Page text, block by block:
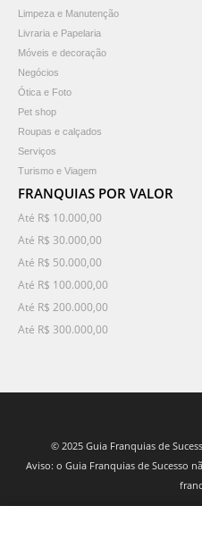
Limpeza e Manutenção
Livraria e Papelaria
Móveis e decoração
Negócios
Ótica e Foto
Pet shop
Roupas e calçados
Serviços
Turismo e Viagem
FRANQUIAS POR VALOR
Até R$ 10.000,00
Até R$ 30.000,00
Até R$ 50.000,00
Até R$ 100.000,00
Até R$ 200.000,00
Até R$ 300.000,00
© 2025 Guia Franquias de
Aviso: o Guia Franquias de Sucesso